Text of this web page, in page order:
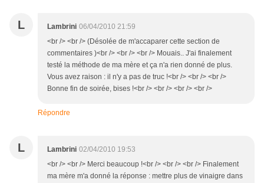
L Lambrini 06/04/2010 21:59
<br /> <br /> (Désolée de m'accaparer cette section de
commentaires )<br /> <br /> <br /> Mouais.. J'ai finalement
testé la méthode de ma mère et ça n'a rien donné de plus.
Vous avez raison : il n'y a pas de truc !<br /> <br /> <br />
Bonne fin de soirée, bises !<br /> <br /> <br /> <br />
Répondre
L Lambrini 02/04/2010 19:53
<br /> <br /> Merci beaucoup !<br /> <br /> <br /> Finalement
ma mère m'a donné la réponse : mettre plus de vinaigre dans